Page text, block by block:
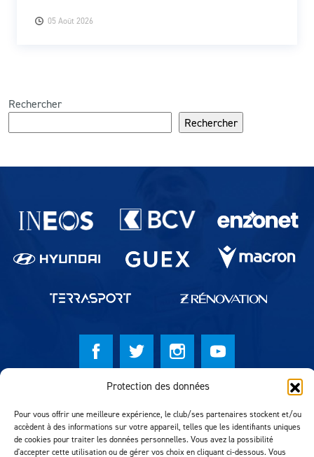
Protection des données
Pour vous offrir une meilleure expérience, le club/ses partenaires stockent et/ou
accèdent à des informations sur votre appareil, telles que les identifiants uniques
de cookies pour traiter les données personnelles. Vous avez la possibilité
d'accepter cette utilisation ou de gérer vos choix en cliquant ci-dessous. Vous
05 Août 2026
Rechercher
Rechercher
Partenaires du lausanne-Sport
© Lausanne Sport Football Club 2026
Réalisation MTM Agency